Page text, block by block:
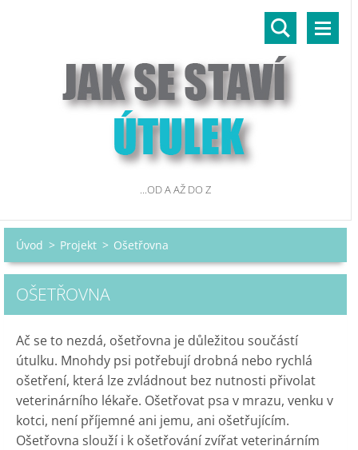
...OD A AŽ DO Z
Úvod > Projekt > Ošetřovna
OŠETŘOVNA
Ač se to nezdá, ošetřovna je důležitou součástí
útulku. Mnohdy psi potřebují drobná nebo rychlá
ošetření, která lze zvládnout bez nutnosti přivolat
veterinárního lékaře. Ošetřovat psa v mrazu, venku v
kotci, není příjemné ani jemu, ani ošetřujícím.
Ošetřovna slouží i k ošetřování zvířat veterinárním